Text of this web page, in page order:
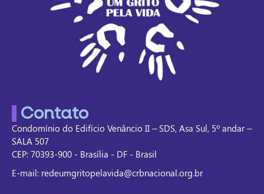
Contato
Condomínio do Edifício Venâncio II – SDS, Asa Sul, 5º andar –
SALA 507
CEP: 70393-900 - Brasília - DF - Brasil
E-mail: redeumgritopelavida@crbnacional.org.br